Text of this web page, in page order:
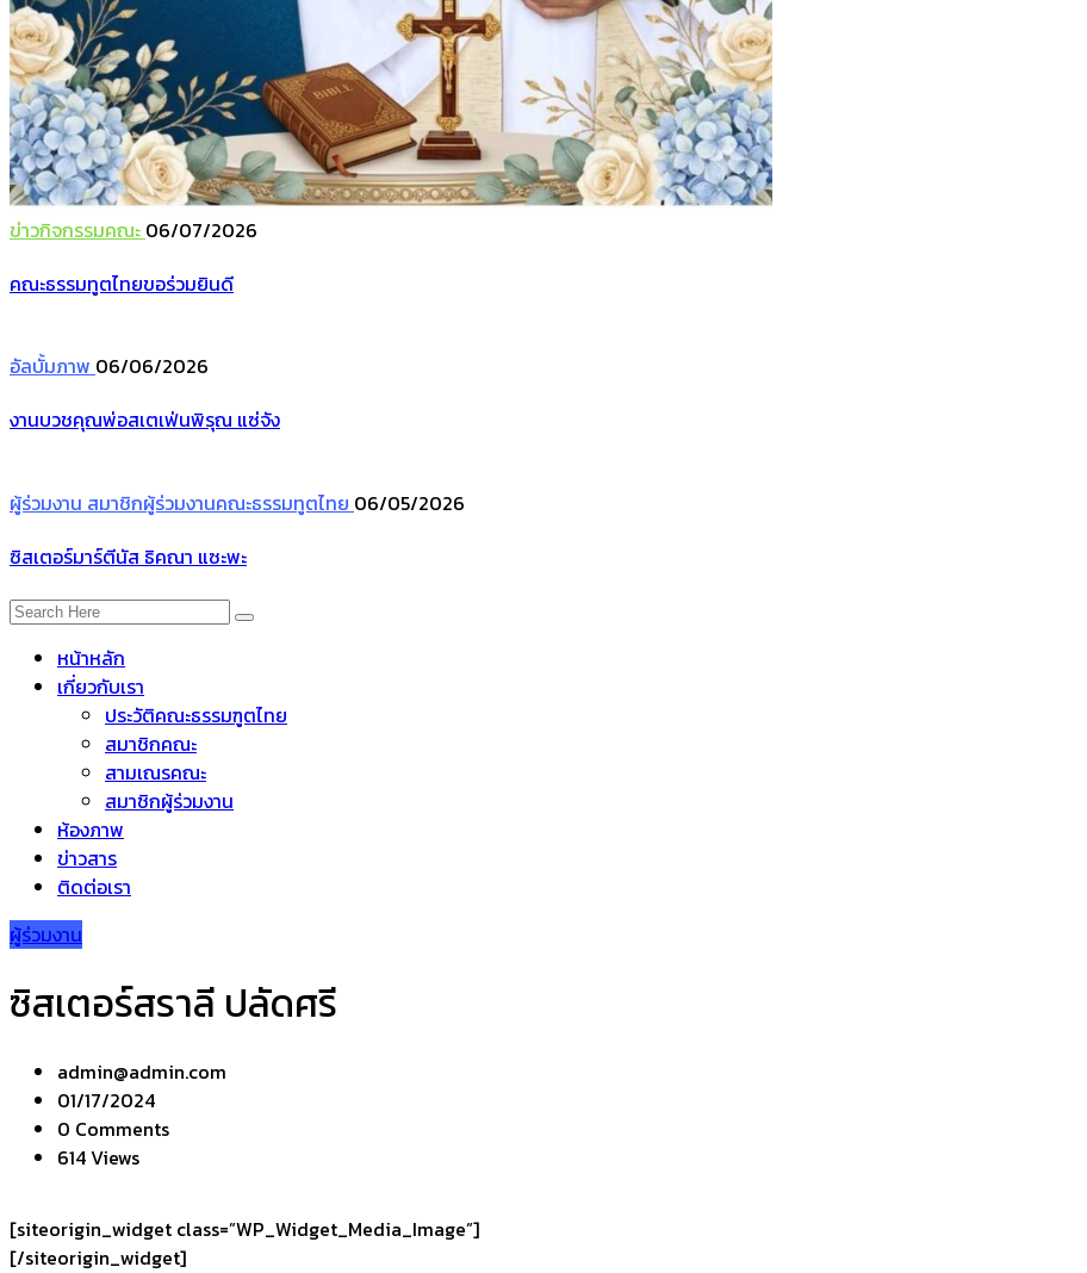
ข่าวกิจกรรมคณะ 06/07/2026
คณะธรรมทูตไทยขอร่วมยินดี
อัลบั้มภาพ 06/06/2026
งานบวชคุณพ่อสเตเฟ่นพิรุณ แซ่จัง
ผู้ร่วมงาน สมาชิกผู้ร่วมงานคณะธรรมทูตไทย 06/05/2026
ซิสเตอร์มาร์ตีนัส ธิคณา แซะพะ
หน้าหลัก
เกี่ยวกับเรา
ประวัติคณะธรรมฑูตไทย
สมาชิกคณะ
สามเณรคณะ
สมาชิกผู้ร่วมงาน
ห้องภาพ
ข่าวสาร
ติดต่อเรา
ผู้ร่วมงาน
ซิสเตอร์สราลี ปลัดศรี
admin@admin.com
01/17/2024
0 Comments
614 Views
[siteorigin_widget class=”WP_Widget_Media_Image”]
[/siteorigin_widget]